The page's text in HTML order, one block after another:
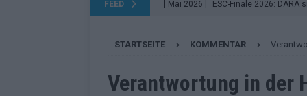
FEED [ Mai 2026 ] ESC-Finale 2026:
[ Mai 2026 ] ESC 2026 Finale: JJ mit
STARTSEITE KOMMENTAR
Verantwortung in der